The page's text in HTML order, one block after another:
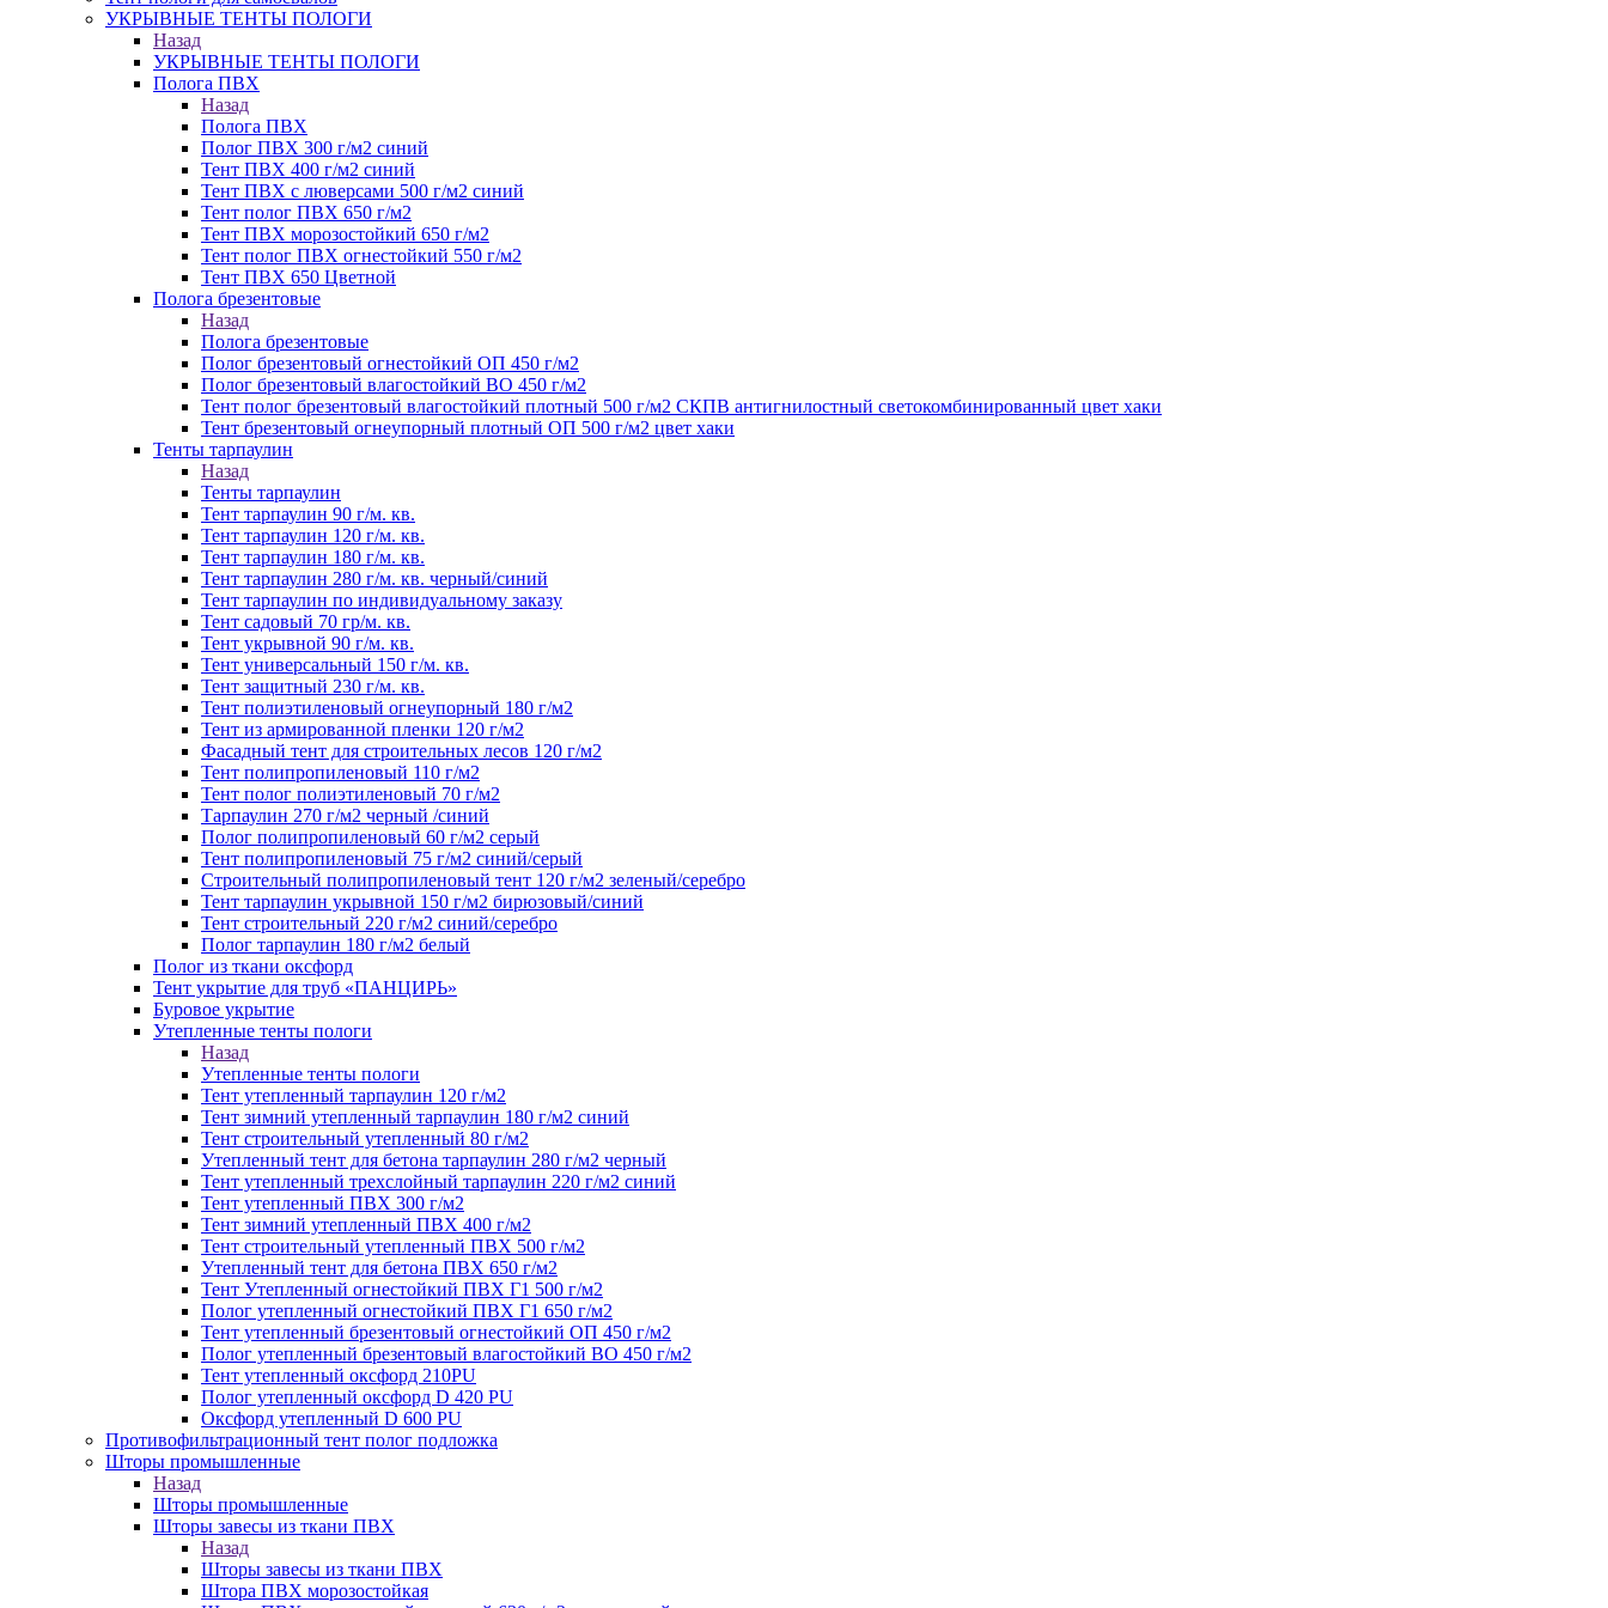
УКРЫВНЫЕ ТЕНТЫ ПОЛОГИ
Назад
УКРЫВНЫЕ ТЕНТЫ ПОЛОГИ
Полога ПВХ
Назад
Полога ПВХ
Полог ПВХ 300 г/м2 синий
Тент ПВХ 400 г/м2 синий
Тент ПВХ с люверсами 500 г/м2 синий
Тент полог ПВХ 650 г/м2
Тент ПВХ морозостойкий 650 г/м2
Тент полог ПВХ огнестойкий 550 г/м2
Тент ПВХ 650 Цветной
Полога брезентовые
Назад
Полога брезентовые
Полог брезентовый огнестойкий ОП 450 г/м2
Полог брезентовый влагостойкий ВО 450 г/м2
Тент полог брезентовый влагостойкий плотный 500 г/м2 СКПВ антигнилостный светокомбинированный цвет хаки
Тент брезентовый огнеупорный плотный ОП 500 г/м2 цвет хаки
Тенты тарпаулин
Назад
Тенты тарпаулин
Тент тарпаулин 90 г/м. кв.
Тент тарпаулин 120 г/м. кв.
Тент тарпаулин 180 г/м. кв.
Тент тарпаулин 280 г/м. кв. черный/синий
Тент тарпаулин по индивидуальному заказу
Тент садовый 70 гр/м. кв.
Тент укрывной 90 г/м. кв.
Тент универсальный 150 г/м. кв.
Тент защитный 230 г/м. кв.
Тент полиэтиленовый огнеупорный 180 г/м2
Тент из армированной пленки 120 г/м2
Фасадный тент для строительных лесов 120 г/м2
Тент полипропиленовый 110 г/м2
Тент полог полиэтиленовый 70 г/м2
Тарпаулин 270 г/м2 черный /синий
Полог полипропиленовый 60 г/м2 серый
Тент полипропиленовый 75 г/м2 синий/серый
Строительный полипропиленовый тент 120 г/м2 зеленый/серебро
Тент тарпаулин укрывной 150 г/м2 бирюзовый/синий
Тент строительный 220 г/м2 синий/серебро
Полог тарпаулин 180 г/м2 белый
Полог из ткани оксфорд
Тент укрытие для труб «ПАНЦИРЬ»
Буровое укрытие
Утепленные тенты пологи
Назад
Утепленные тенты пологи
Тент утепленный тарпаулин 120 г/м2
Тент зимний утепленный тарпаулин 180 г/м2 синий
Тент строительный утепленный 80 г/м2
Утепленный тент для бетона тарпаулин 280 г/м2 черный
Тент утепленный трехслойный тарпаулин 220 г/м2 синий
Тент утепленный ПВХ 300 г/м2
Тент зимний утепленный ПВХ 400 г/м2
Тент строительный утепленный ПВХ 500 г/м2
Утепленный тент для бетона ПВХ 650 г/м2
Тент Утепленный огнестойкий ПВХ Г1 500 г/м2
Полог утепленный огнестойкий ПВХ Г1 650 г/м2
Тент утепленный брезентовый огнестойкий ОП 450 г/м2
Полог утепленный брезентовый влагостойкий ВО 450 г/м2
Тент утепленный оксфорд 210PU
Полог утепленный оксфорд D 420 PU
Оксфорд утепленный D 600 PU
Противофильтрационный тент полог подложка
Шторы промышленные
Назад
Шторы промышленные
Шторы завесы из ткани ПВХ
Назад
Шторы завесы из ткани ПВХ
Штора ПВХ морозостойкая